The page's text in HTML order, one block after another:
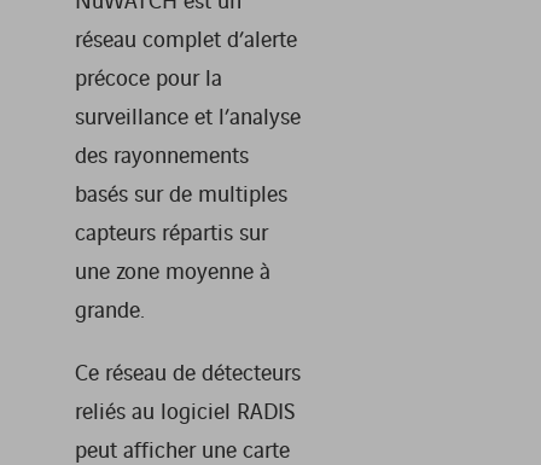
réseau complet d’alerte
précoce pour la
surveillance et l’analyse
des rayonnements
basés sur de multiples
capteurs répartis sur
une zone moyenne à
grande.
Ce réseau de détecteurs
reliés au logiciel RADIS
peut afficher une carte